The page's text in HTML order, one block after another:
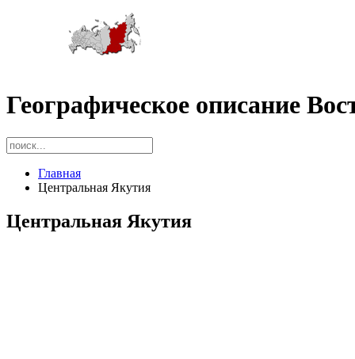
Географическое описание
Главная
Центральная Якутия
Центральная Якутия